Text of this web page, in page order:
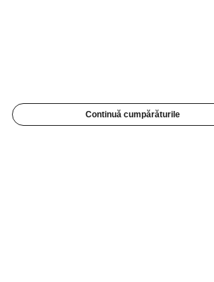
Continuă cumpărăturile